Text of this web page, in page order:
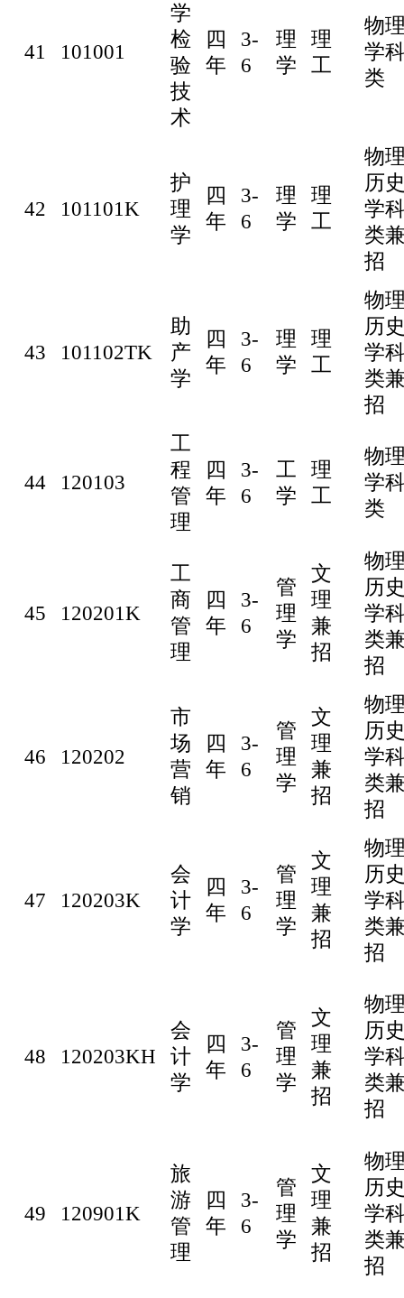
41 101001
学
检
验
技
术
四
年
3-
6
理
学
理
工
物
学
类
42 101101K
护
理
学
四
年
3-
6
理
学
理
工
物
历
学
类
招
43 101102TK
助
产
学
四
年
3-
6
理
学
理
工
物
历
学
类
招
44 120103
工
程
管
理
四
年
3-
6
工
学
理
工
物
学
类
45 120201K
工
商
管
理
四
年
3-
6
管
理
学
文
理
兼
招
物
历
学
类
招
46 120202
市
场
营
销
四
年
3-
6
管
理
学
文
理
兼
招
物
历
学
类
招
47 120203K
会
计
学
四
年
3-
6
管
理
学
文
理
兼
招
物
历
学
类
招
48 120203KH
会
计
学
四
年
3-
6
管
理
学
文
理
兼
招
物
历
学
类
招
49 120901K
旅
游
管
理
四
年
3-
6
管
理
学
文
理
兼
招
物
历
学
类
招